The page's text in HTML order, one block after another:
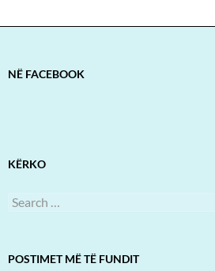
NË FACEBOOK
KËRKO
Search
POSTIMET MË TË FUNDIT